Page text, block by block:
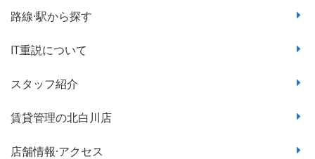
路線·駅から探す
IT重説について
スタッフ紹介
賃貸管理の北白川店
店舗情報·アクセス